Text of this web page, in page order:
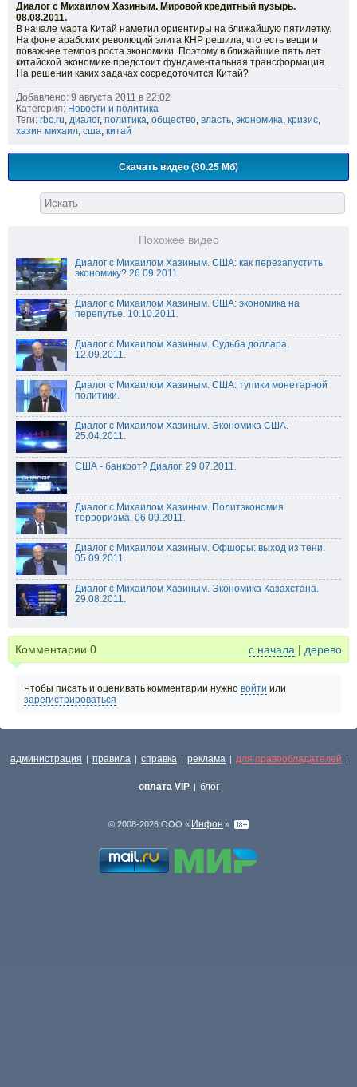
Диалог с Михаилом Хазиным. Мировой кредитный пузырь.
08.08.2011.
В начале марта Китай наметил ориентиры на ближайшую пятилетку.
На фоне арабских революций элита КНР решила, что есть вещи и
поважнее темпов роста экономики. Поэтому в ближайшие пять лет
китайской экономике предстоит фундаментальная трансформация.
На решении каких задачах сосредоточится Китай?
Добавлено: 9 августа 2011 в 22:02
Категория: Новости и политика
Теги: rbc.ru, диалог, политика, общество, власть, экономика, кризис,
хазин михаил, сша, китай
Скачать видео (30.25 Мб)
Похожее видео
Диалог с Михаилом Хазиным. США: как перезапустить
экономику? 26.09.2011.
Диалог с Михаилом Хазиным. США: экономика на
перепутье. 10.10.2011.
Диалог с Михаилом Хазиным. Судьба доллара.
12.09.2011.
Диалог с Михаилом Хазиным. США: тупики монетарной
политики.
Диалог с Михаилом Хазиным. Экономика США.
25.04.2011.
США - банкрот? Диалог. 29.07.2011.
Диалог с Михаилом Хазиным. Политэкономия
терроризма. 06.09.2011.
Диалог с Михаилом Хазиным. Офшоры: выход из тени.
05.09.2011.
Диалог с Михаилом Хазиным. Экономика Казахстана.
29.08.2011.
Комментарии 0 с начала | дерево
Чтобы писать и оценивать комментарии нужно войти или
зарегистрироваться
администрация | правила | справка | реклама | для правообладателей |
оплата VIP | блог
© 2008-2026 ООО « Инфон »